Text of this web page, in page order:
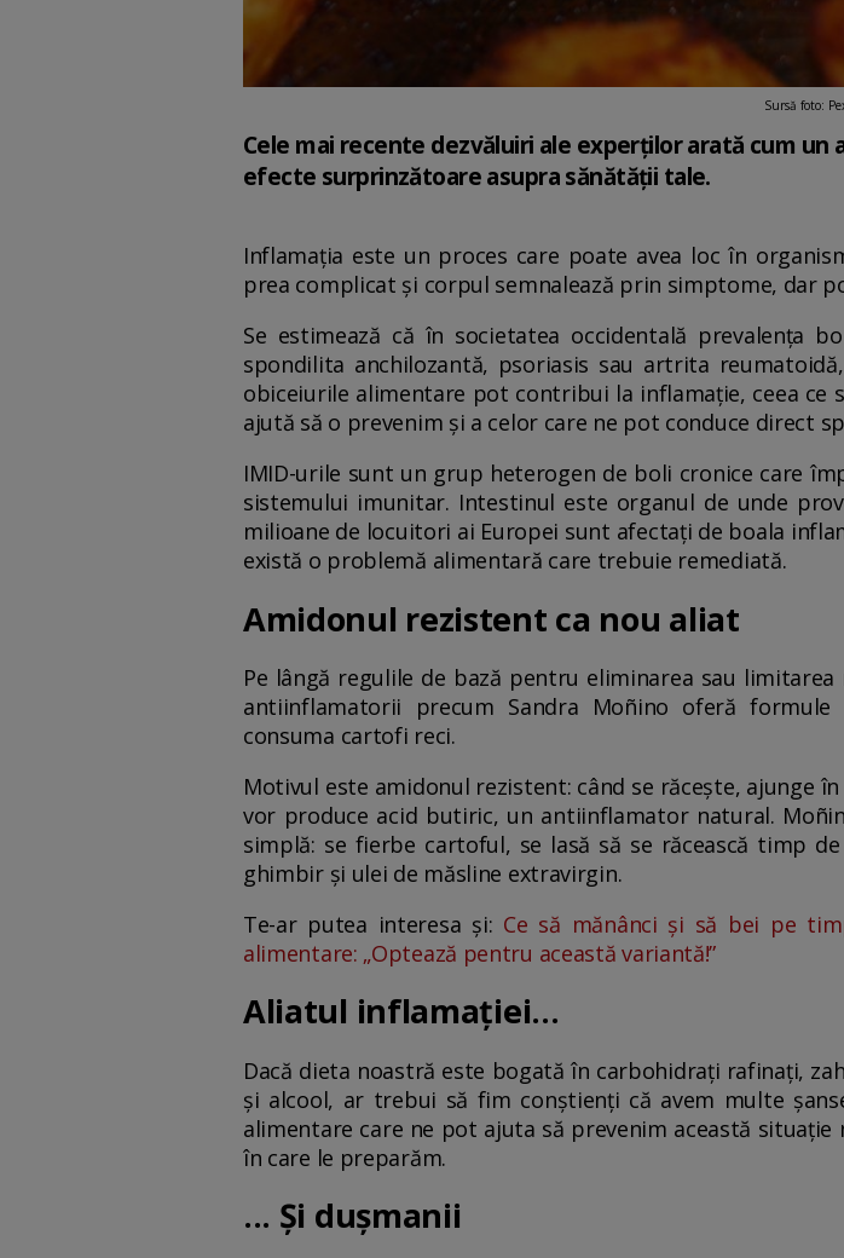
Sursă foto:
Cele mai recente dezvăluiri ale experților arată cum
efecte surprinzătoare asupra sănătății tale.
Inflamația este un proces care poate avea loc în
prea complicat și corpul semnalează prin simptome, dar
Se estimează că în societatea occidentală prevalența
spondilita anchilozantă, psoriasis sau artrita
obiceiurile alimentare pot contribui la inflamație, ceea
ajută să o prevenim și a celor care ne pot conduce direct
IMID-urile sunt un grup heterogen de boli cronice care
sistemului imunitar. Intestinul este organul de unde
milioane de locuitori ai Europei sunt afectați de boala
există o problemă alimentară care trebuie remediată.
Amidonul rezistent ca nou aliat
Pe lângă regulile de bază pentru eliminarea sau
antiinflamatorii precum Sandra Moñino oferă
consuma cartofi reci.
Motivul este amidonul rezistent: când se răcește, ajunge
vor produce acid butiric, un antiinflamator natural.
simplă: se fierbe cartoful, se lasă să se răcească timp
ghimbir și ulei de măsline extravirgin.
Te-ar putea interesa și: Ce să mănânci și să bei pe
alimentare: „Optează pentru această variantă!”
Aliatul inflamației...
Dacă dieta noastră este bogată în carbohidrați rafinați,
și alcool, ar trebui să fim conștienți că avem multe
alimentare care ne pot ajuta să prevenim această
în care le preparăm.
... Și dușmanii